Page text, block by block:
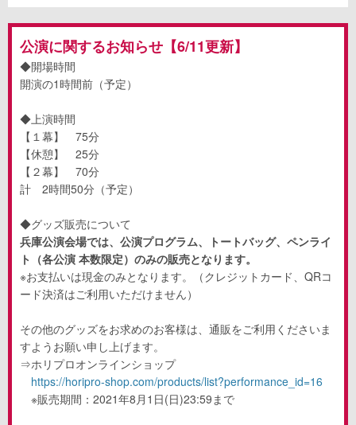
公演に関するお知らせ【6/11更新】
◆開場時間
開演の1時間前（予定）
◆上演時間
【１幕】 75分
【休憩】 25分
【２幕】 70分
計 2時間50分（予定）
◆グッズ販売について
兵庫公演会場では、公演プログラム、トートバッグ、ペンライ
ト（各公演 本数限定）のみの販売となります。
※お支払いは現金のみとなります。（クレジットカード、 QRコ
ード決済はご利用いただけません）
その他のグッズをお求めのお客様は、通販をご利用くださいま
すようお願い申し上げます。
⇒ホリプロオンラインショップ
https://horipro-shop.com/products/list?performance_id=16
※販売期間： 2021年8月 1 日(日)23:59まで